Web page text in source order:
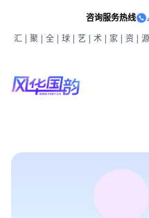
咨询服务热线
汇|聚|全|球|艺|术|家|资|源